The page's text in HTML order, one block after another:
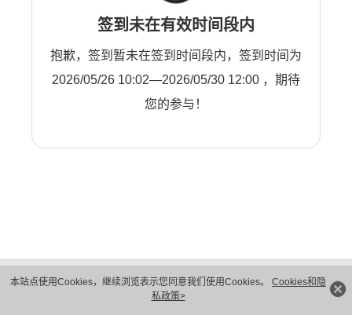
本站点使用Cookies，继续浏览表示您同意我们使用Cookies。 Cookies和隐
私政策>
签到未在有效时间段内
抱歉，签到暂未在签到时间段内，签到时间为
2026/05/26 10:02—2026/05/30 12:00 ，期待
您的参与！
隐私保护
法律声明